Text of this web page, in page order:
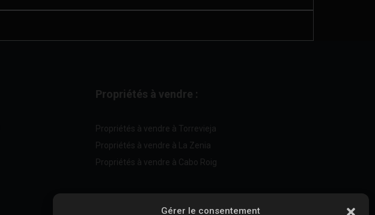
Gérer le consentement
Propriétés à vendre :
Propriétés à vendre à Torrevieja
Propriétés à vendre à La Zenia
Propriétés à vendre à Cabo Roig
Vendez votre propriété